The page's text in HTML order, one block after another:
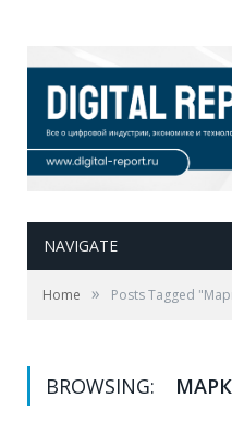
NAVIGATE
Home » Posts Tagged
BROWSING: